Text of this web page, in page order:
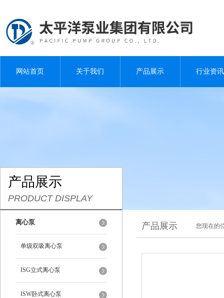
网站首页 关于我们 产品展示 行业资讯
产品展示
PRODUCT DISPLAY
离心泵
单级双吸离心泵
ISG立式离心泵
ISW卧式离心泵
产品展示 您现在的